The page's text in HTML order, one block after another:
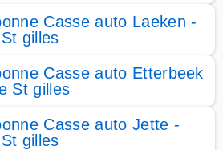
Casse auto Laeken -
gilles
Casse auto Etterbeek
St gilles
Casse auto Jette -
gilles